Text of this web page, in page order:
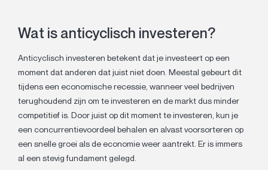
Wat is anticyclisch investeren?
Anticyclisch investeren betekent dat je investeert op een
moment dat anderen dat juist niet doen. Meestal gebeurt dit
tijdens een economische recessie, wanneer veel bedrijven
terughoudend zijn om te investeren en de markt dus minder
competitief is. Door juist op dit moment te investeren, kun je
een concurrentievoordeel behalen en alvast voorsorteren op
een snelle groei als de economie weer aantrekt. Er is immers
al een stevig fundament gelegd.